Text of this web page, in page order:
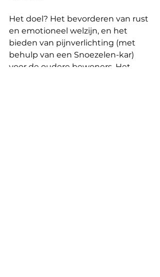
Het doel? Het bevorderen van rust
en emotioneel welzijn, en het
bieden van pijnverlichting (met
behulp van een Snoezelen-kar)
voor de oudere bewoners. Het